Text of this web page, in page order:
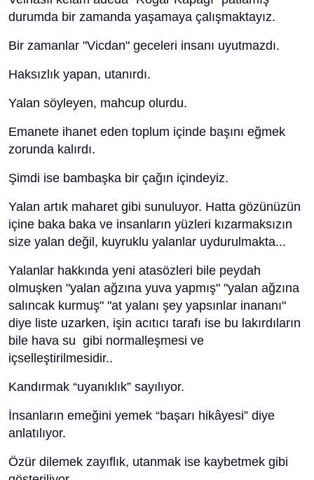
durumda bir zamanda yaşamaya çalışmaktayız.
Bir zamanlar "Vicdan" geceleri insanı uyutmazdı.
Haksızlık yapan, utanırdı.
Yalan söyleyen, mahcup olurdu.
Emanete ihanet eden toplum içinde başını eğmek
zorunda kalırdı.
Şimdi ise bambaşka bir çağın içindeyiz.
Yalan artık maharet gibi sunuluyor. Hatta gözünüzün
içine baka baka ve insanların yüzleri kızarmaksızın
size yalan değil, kuyruklu yalanlar uydurulmakta...
Yalanlar hakkında yeni atasözleri bile peydah
olmuşken "yalan ağzına yuva yapmış" "yalan ağzına
salıncak kurmuş" "at yalanı şey yapsınlar inananı"
diye liste uzarken, işin acıtıcı tarafı ise bu lakırdıların
bile hava su gibi normalleşmesi ve
içselleştirilmesidir..
Kandırmak “uyanıklık” sayılıyor.
İnsanların emeğini yemek “başarı hikâyesi” diye
anlatılıyor.
Özür dilemek zayıflık, utanmak ise kaybetmek gibi